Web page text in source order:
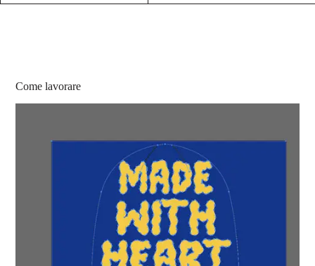
Come lavorare